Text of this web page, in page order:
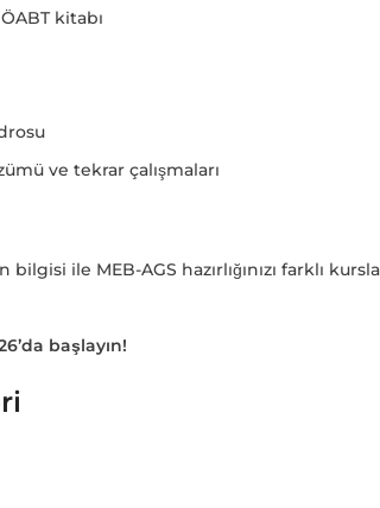
kitabı
ve tekrar çalışmaları
bilgisi ile MEB-AGS hazırlığınızı farklı
başlayın!